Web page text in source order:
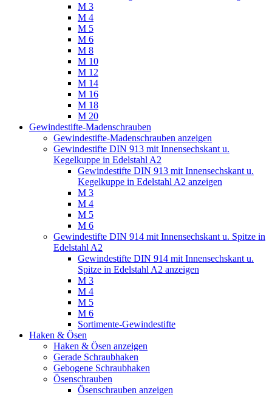
M 3
M 4
M 5
M 6
M 8
M 10
M 12
M 14
M 16
M 18
M 20
Gewindestifte-Madenschrauben
Gewindestifte-Madenschrauben anzeigen
Gewindestifte DIN 913 mit Innensechskant u.
Kegelkuppe in Edelstahl A2
Gewindestifte DIN 913 mit Innensechskant u.
Kegelkuppe in Edelstahl A2 anzeigen
M 3
M 4
M 5
M 6
Gewindestifte DIN 914 mit Innensechskant u. Spitze in
Edelstahl A2
Gewindestifte DIN 914 mit Innensechskant u.
Spitze in Edelstahl A2 anzeigen
M 3
M 4
M 5
M 6
Sortimente-Gewindestifte
Haken & Ösen
Haken & Ösen anzeigen
Gerade Schraubhaken
Gebogene Schraubhaken
Ösenschrauben
Ösenschrauben anzeigen